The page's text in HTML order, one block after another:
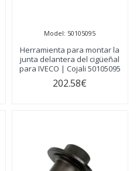
Model: 50105095
Herramienta para montar la
junta delantera del cigüeñal
para IVECO | Cojali 50105095
202.58€